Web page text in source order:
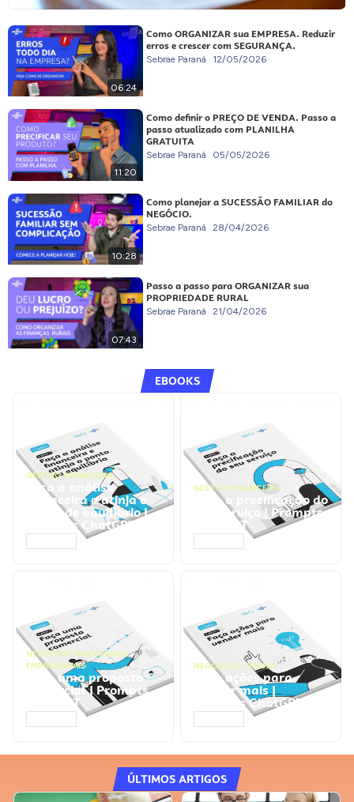
06:24
Como ORGANIZAR sua EMPRESA. Reduzir
erros e crescer com SEGURANÇA.
Sebrae Paraná 12/05/2026
11:20
Como definir o PREÇO DE VENDA. Passo a
passo atualizado com PLANILHA
GRATUITA
Sebrae Paraná 05/05/2026
10:28
Como planejar a SUCESSÃO FAMILIAR do
NEGÓCIO.
Sebrae Paraná 28/04/2026
07:43
Passo a passo para ORGANIZAR sua
PROPRIEDADE RURAL
Sebrae Paraná 21/04/2026
EBOOKS
GESTÃO FINANCEIRA
Faça a análise
financeira e atinja o
ponto de equilíbrio |
Prompts ChatGPT
GESTÃO FINANCEIRA
Faça a precificação do
seu serviço | Prompts
ChatGPT
NEGÓCIOS, PROCESSOS
EMPRESARIAIS
Faça uma proposta
comercial | Prompts
ChatGPT
NEGÓCIOS, VENDAS
Faça ações para
vender mais |
Prompts ChatGPT
ÚLTIMOS ARTIGOS